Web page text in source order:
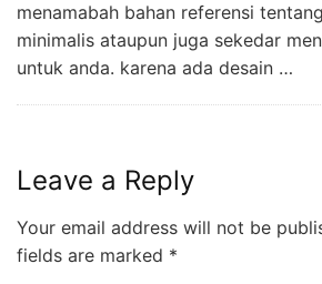
menamabah bahan referensi
minimalis ataupun juga sekedar
untuk anda. karena ada desain …
Leave a Reply
Your email address will not be
fields are marked *